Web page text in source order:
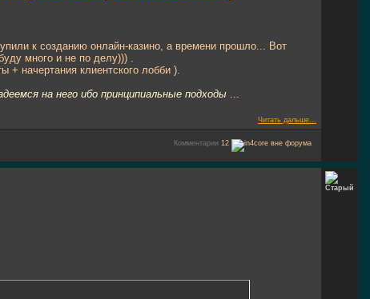
к созданию онлайн-казино, а времени прошло... Вот
много и не по делу))) .
+ начертания клиентского лобби ).
на него ибо принципиальные подходы ...
Читать дальше...
Комментарии 12